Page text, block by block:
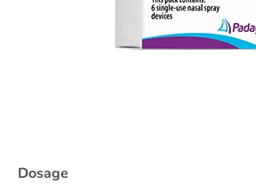
Dosage